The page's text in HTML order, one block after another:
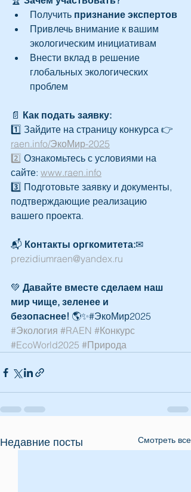
Получить признание экспертов
Привлечь внимание к вашим
экологическим инициативам
Внести вклад в решение
глобальных экологических
проблем
📄 Как подать заявку:
1️⃣ Зайдите на страницу конкурса 👉
raen.info/ЭкоМир-2025
2️⃣ Ознакомьтесь с условиями на
сайте: www.raen.info
3️⃣ Подготовьте заявку и документы,
подтверждающие реализацию
вашего проекта.
📬 Контакты оргкомитета:✉
prezidiumraen@yandex.ru
💚 Давайте вместе сделаем наш
мир чище, зеленее и
безопаснее! 🌎✨#ЭкоМир2025
#Экология #RAEN #Конкурс
#EcoWorld2025 #Природа
Недавние посты Смотреть все